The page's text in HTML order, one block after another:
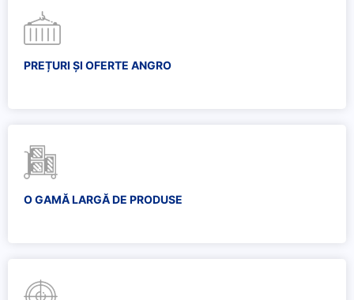
PREȚURI ȘI OFERTE ANGRO
O GAMĂ LARGĂ DE PRODUSE